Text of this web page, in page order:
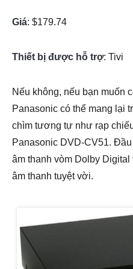
Giá: $179.74
Thiết bị được hỗ trợ: Tivi
Nếu không, nếu bạn muốn
Panasonic có thể mang lại
chìm tương tự như rạp
Panasonic DVD-CV51.
âm thanh vòm Dolby
âm thanh tuyệt vời.